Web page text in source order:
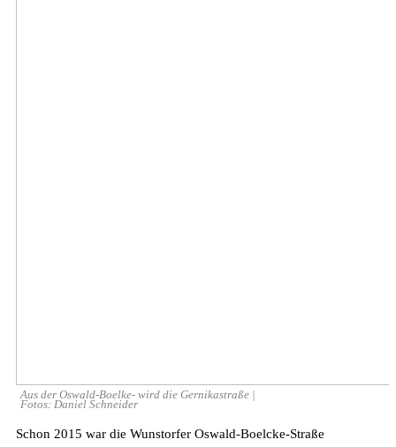
Aus der Oswald-Boelke- wird die Gernikastraße |
Fotos: Daniel Schneider
Schon 2015 war die Wunstorfer Oswald-Boelcke-Straße